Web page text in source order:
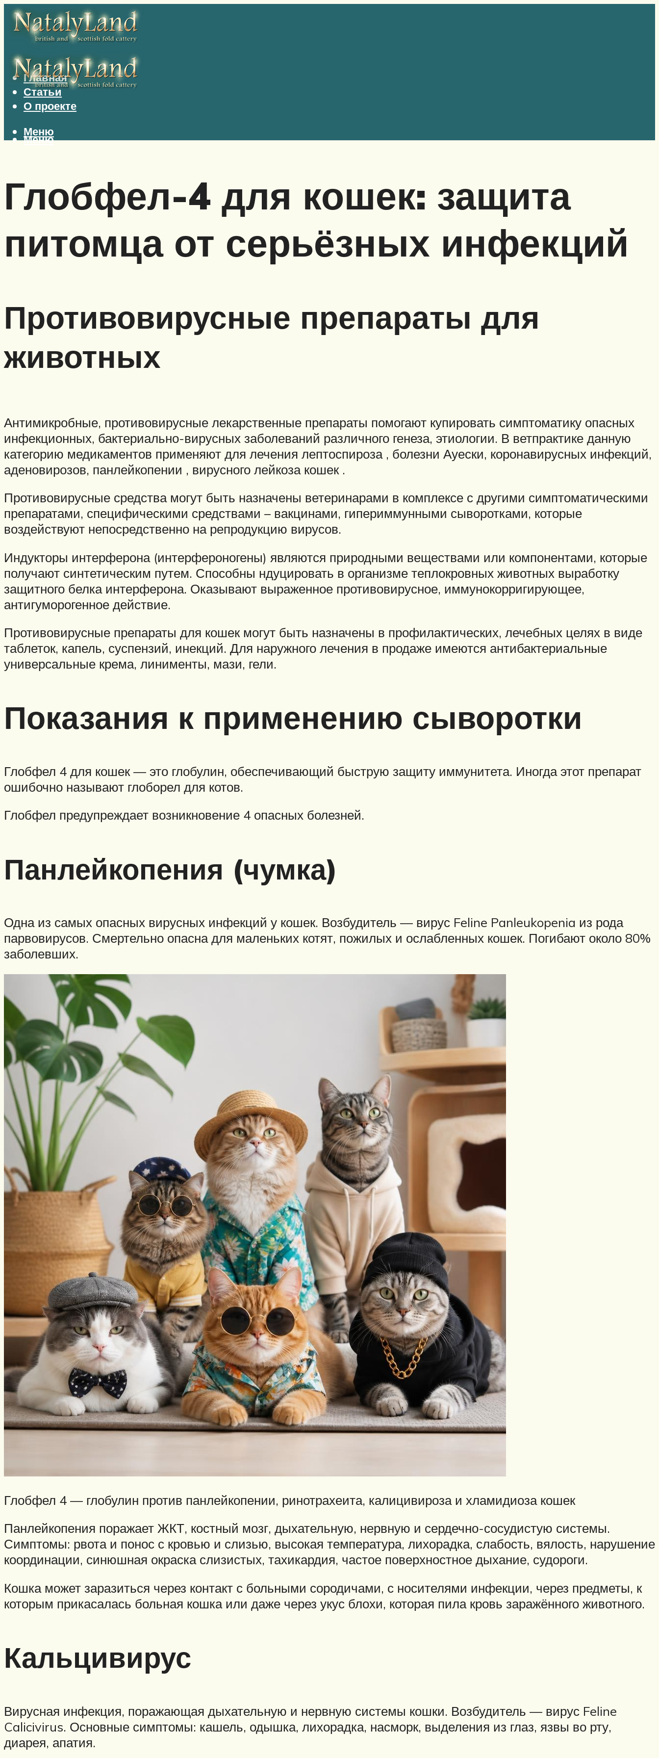
Главная
Статьи
О проекте
Меню
Меню
Глобфел-4 для кошек: защита
питомца от серьёзных инфекций
Противовирусные препараты для
животных
Антимикробные, противовирусные лекарственные препараты помогают купировать симптоматику опасных
инфекционных, бактериально-вирусных заболеваний различного генеза, этиологии. В ветпрактике данную
категорию медикаментов применяют для лечения лептоспироза , болезни Ауески, коронавирусных инфекций,
аденовирозов, панлейкопении , вирусного лейкоза кошек .
Противовирусные средства могут быть назначены ветеринарами в комплексе с другими симптоматическими
препаратами, специфическими средствами – вакцинами, гипериммунными сыворотками, которые
воздействуют непосредственно на репродукцию вирусов.
Индукторы интерферона (интерфероногены) являются природными веществами или компонентами, которые
получают синтетическим путем. Способны ндуцировать в организме теплокровных животных выработку
защитного белка интерферона. Оказывают выраженное противовирусное, иммунокорригирующее,
антигуморогенное действие.
Противовирусные препараты для кошек могут быть назначены в профилактических, лечебных целях в виде
таблеток, капель, суспензий, инекций. Для наружного лечения в продаже имеются антибактериальные
универсальные крема, линименты, мази, гели.
Показания к применению сыворотки
Глобфел 4 для кошек — это глобулин, обеспечивающий быструю защиту иммунитета. Иногда этот препарат
ошибочно называют глоборел для котов.
Глобфел предупреждает возникновение 4 опасных болезней.
Панлейкопения (чумка)
Одна из самых опасных вирусных инфекций у кошек. Возбудитель — вирус Feline Panleukopenia из рода
парвовирусов. Смертельно опасна для маленьких котят, пожилых и ослабленных кошек. Погибают около 80%
заболевших.
Глобфел 4 — глобулин против панлейкопении, ринотрахеита, калицивироза и хламидиоза кошек
Панлейкопения поражает ЖКТ, костный мозг, дыхательную, нервную и сердечно-сосудистую системы.
Симптомы: рвота и понос с кровью и слизью, высокая температура, лихорадка, слабость, вялость, нарушение
координации, синюшная окраска слизистых, тахикардия, частое поверхностное дыхание, судороги.
Кошка может заразиться через контакт с больными сородичами, с носителями инфекции, через предметы, к
которым прикасалась больная кошка или даже через укус блохи, которая пила кровь заражённого животного.
Кальцивирус
Вирусная инфекция, поражающая дыхательную и нервную системы кошки. Возбудитель — вирус Feline
Calicivirus. Основные симптомы: кашель, одышка, лихорадка, насморк, выделения из глаз, язвы во рту,
диарея, апатия.